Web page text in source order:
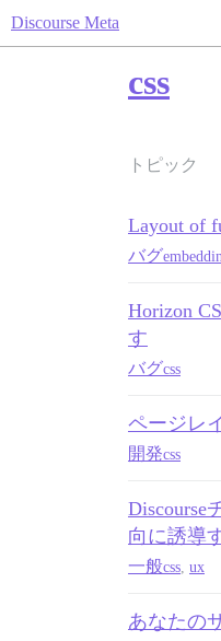
Discourse Meta
css
トピック
Layout of
バグ
Horizon
す
バグcss
ページレ
開発css
Discourse
向に誘導
一般css ux
あなたの